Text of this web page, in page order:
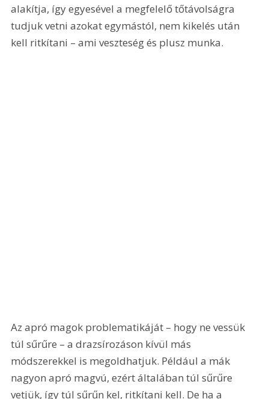
alakítja, így egyesével a megfelelő tőtávolságra
tudjuk vetni azokat egymástól, nem kikelés után
kell ritkítani – ami veszteség és plusz munka.
Az apró magok problematikáját – hogy ne vessük
túl sűrűre – a drazsírozáson kívül más
módszerekkel is megoldhatjuk. Például a mák
nagyon apró magvú, ezért általában túl sűrűre
vetjük, így túl sűrűn kel, ritkítani kell. De ha a